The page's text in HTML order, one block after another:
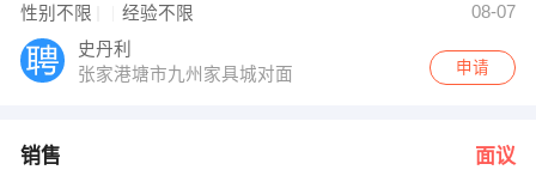
性别不限 经验不限
08-07
史丹利
张家港塘市九州家具城对面
申请
销售 面议